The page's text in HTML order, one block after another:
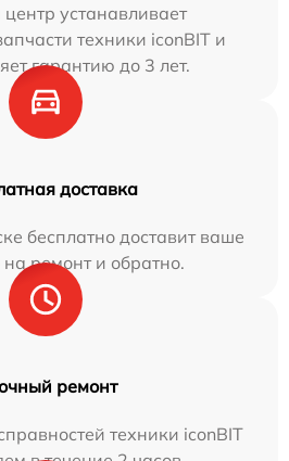
устанавливает
техники iconBIT и
гарантию до 3 лет.
доставка
бесплатно доставит ваше
на ремонт и обратно.
ремонт
техники iconBIT